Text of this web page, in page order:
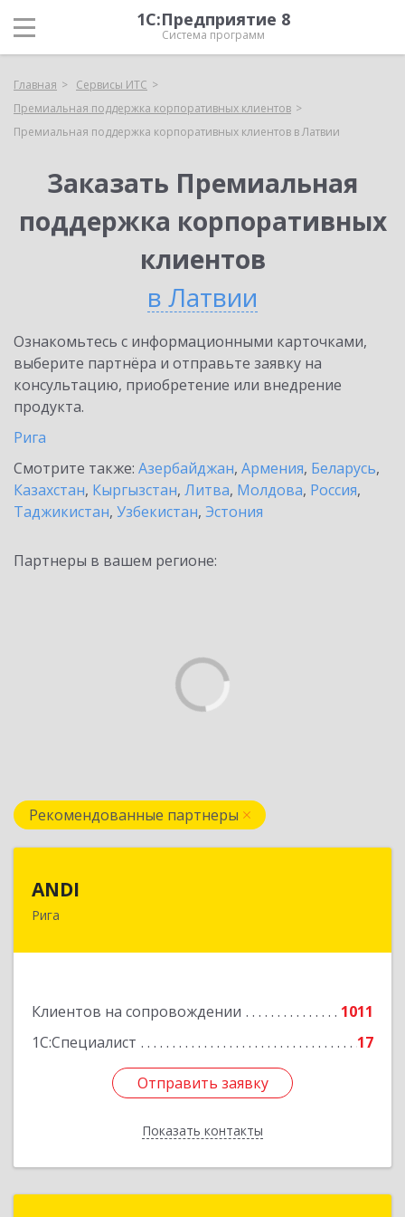
1С:Предприятие 8
Система программ
Главная
Сервисы ИТС
Премиальная поддержка корпоративных клиентов
Премиальная поддержка корпоративных клиентов в Латвии
Заказать Премиальная
поддержка корпоративных
клиентов
в Латвии
Ознакомьтесь с информационными карточками,
выберите партнёра и отправьте заявку на
консультацию, приобретение или внедрение
продукта.
Рига
Смотрите также: Азербайджан, Армения, Беларусь,
Казахстан, Кыргызстан, Литва, Молдова, Россия,
Таджикистан, Узбекистан, Эстония
Партнеры в вашем регионе:
Рекомендованные партнеры
ANDI
Рига
Клиентов на сопровождении
1011
1С:Специалист
17
Отправить заявку
Показать контакты
Отправить заявку
Назад